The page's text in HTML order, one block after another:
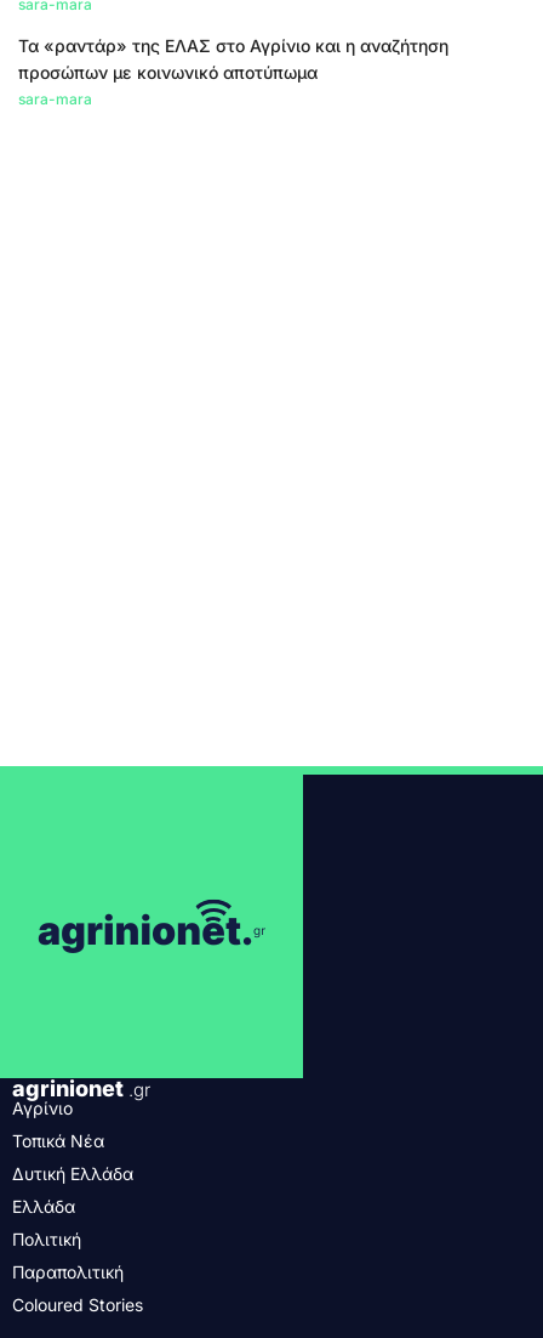
sara-mara
Τα «ραντάρ» της ΕΛΑΣ στο Αγρίνιο και η αναζήτηση
προσώπων με κοινωνικό αποτύπωμα
sara-mara
agrinionet .gr
Αγρίνιο
Τοπικά Νέα
Δυτική Ελλάδα
Ελλάδα
Πολιτική
Παραπολιτική
Coloured Stories